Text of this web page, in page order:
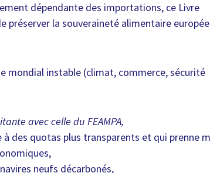
dépendante des importations, ce Livre
préserver la souveraineté alimentaire
mondial instable (climat, commerce, sécurité
avec celle du FEAMPA,
à des quotas plus transparents et qui prenne
neufs décarbonés,